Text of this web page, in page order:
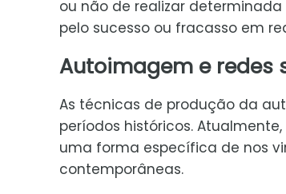
ou não de realizar
pelo sucesso ou fracasso em
Autoimagem e redes
As técnicas de produção da
períodos históricos.
uma forma específica de nos
contemporâneas.